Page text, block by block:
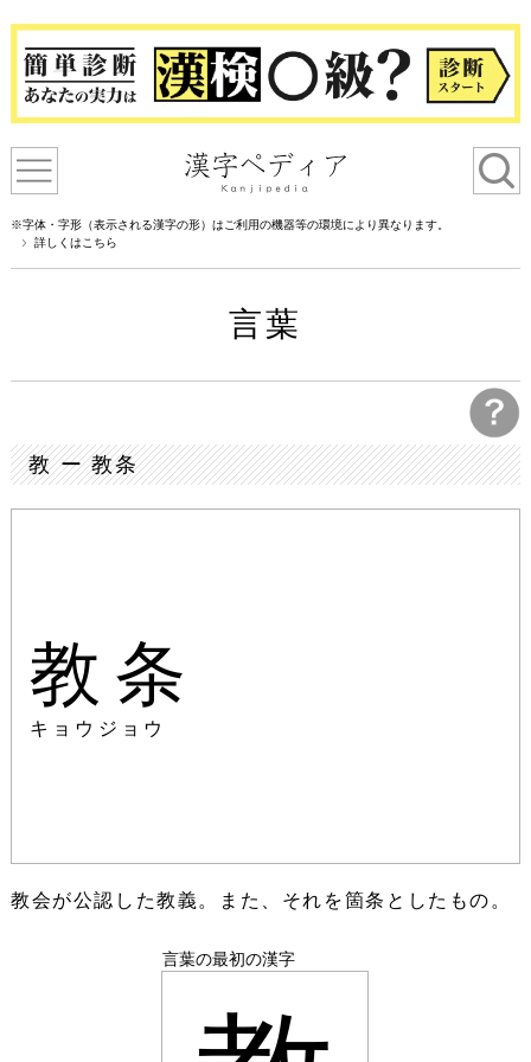
※字体・字形（表示される漢字の形）はご利用の機器等の環境により異なります。
詳しくはこちら
言葉
教 ー 教条
教条
キョウジョウ
教会が公認した教義。また、それを箇条としたもの。
言葉の最初の漢字